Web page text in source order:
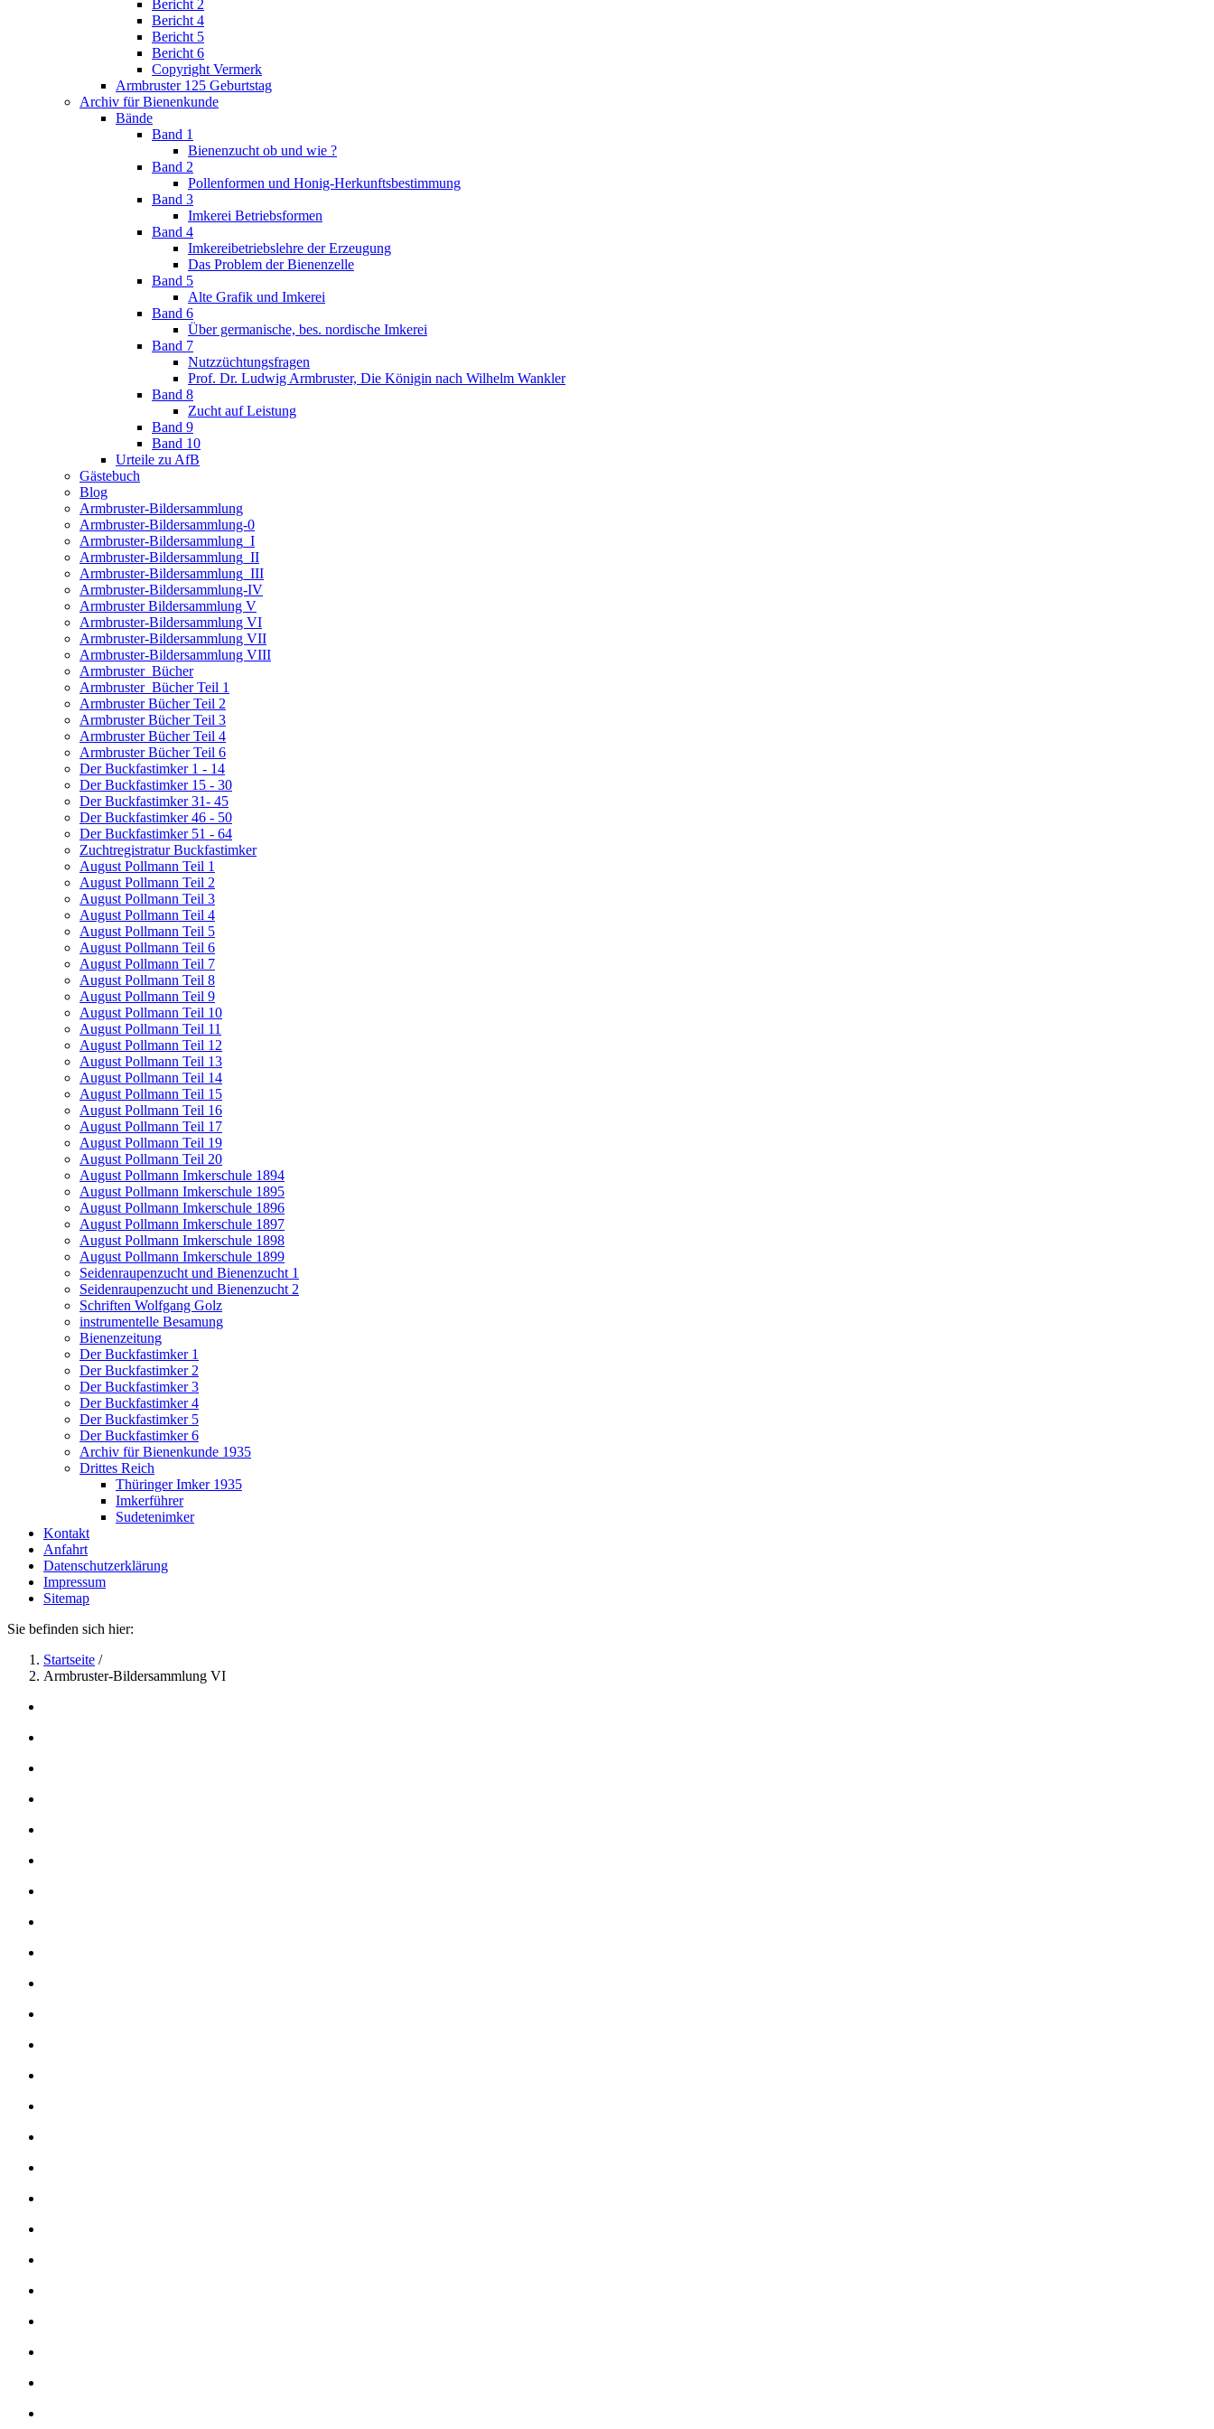
Bericht 2
Bericht 4
Bericht 5
Bericht 6
Copyright Vermerk
Armbruster 125 Geburtstag
Archiv für Bienenkunde
Bände
Band 1
Bienenzucht ob und wie ?
Band 2
Pollenformen und Honig-Herkunftsbestimmung
Band 3
Imkerei Betriebsformen
Band 4
Imkereibetriebslehre der Erzeugung
Das Problem der Bienenzelle
Band 5
Alte Grafik und Imkerei
Band 6
Über germanische, bes. nordische Imkerei
Band 7
Nutzzüchtungsfragen
Prof. Dr. Ludwig Armbruster, Die Königin nach Wilhelm Wankler
Band 8
Zucht auf Leistung
Band 9
Band 10
Urteile zu AfB
Gästebuch
Blog
Armbruster-Bildersammlung
Armbruster-Bildersammlung-0
Armbruster-Bildersammlung_I
Armbruster-Bildersammlung_II
Armbruster-Bildersammlung_III
Armbruster-Bildersammlung-IV
Armbruster Bildersammlung V
Armbruster-Bildersammlung VI
Armbruster-Bildersammlung VII
Armbruster-Bildersammlung VIII
Armbruster_Bücher
Armbruster_Bücher Teil 1
Armbruster Bücher Teil 2
Armbruster Bücher Teil 3
Armbruster Bücher Teil 4
Armbruster Bücher Teil 6
Der Buckfastimker 1 - 14
Der Buckfastimker 15 - 30
Der Buckfastimker 31- 45
Der Buckfastimker 46 - 50
Der Buckfastimker 51 - 64
Zuchtregistratur Buckfastimker
August Pollmann Teil 1
August Pollmann Teil 2
August Pollmann Teil 3
August Pollmann Teil 4
August Pollmann Teil 5
August Pollmann Teil 6
August Pollmann Teil 7
August Pollmann Teil 8
August Pollmann Teil 9
August Pollmann Teil 10
August Pollmann Teil 11
August Pollmann Teil 12
August Pollmann Teil 13
August Pollmann Teil 14
August Pollmann Teil 15
August Pollmann Teil 16
August Pollmann Teil 17
August Pollmann Teil 19
August Pollmann Teil 20
August Pollmann Imkerschule 1894
August Pollmann Imkerschule 1895
August Pollmann Imkerschule 1896
August Pollmann Imkerschule 1897
August Pollmann Imkerschule 1898
August Pollmann Imkerschule 1899
Seidenraupenzucht und Bienenzucht 1
Seidenraupenzucht und Bienenzucht 2
Schriften Wolfgang Golz
instrumentelle Besamung
Bienenzeitung
Der Buckfastimker 1
Der Buckfastimker 2
Der Buckfastimker 3
Der Buckfastimker 4
Der Buckfastimker 5
Der Buckfastimker 6
Archiv für Bienenkunde 1935
Drittes Reich
Thüringer Imker 1935
Imkerführer
Sudetenimker
Kontakt
Anfahrt
Datenschutzerklärung
Impressum
Sitemap
Sie befinden sich hier:
Startseite /
Armbruster-Bildersammlung VI